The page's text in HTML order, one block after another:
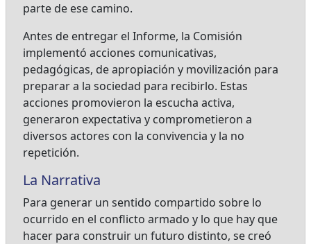
parte de ese camino.
Antes de entregar el Informe, la Comisión
implementó acciones comunicativas,
pedagógicas, de apropiación y movilización para
preparar a la sociedad para recibirlo. Estas
acciones promovieron la escucha activa,
generaron expectativa y comprometieron a
diversos actores con la convivencia y la no
repetición.
La Narrativa
Para generar un sentido compartido sobre lo
ocurrido en el conflicto armado y lo que hay que
hacer para construir un futuro distinto, se creó